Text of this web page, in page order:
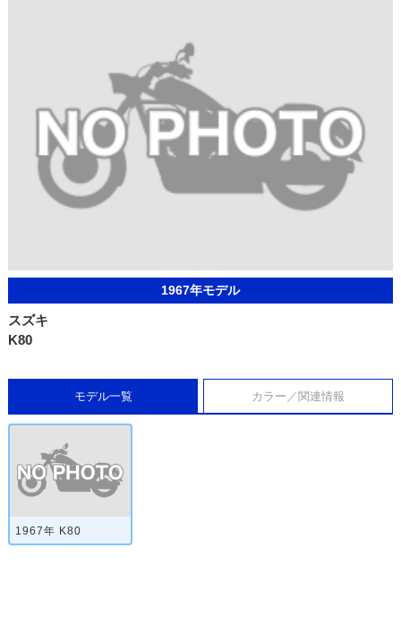
1967年モデル
スズキ
K80
モデル一覧 カラー／関連情報
1967年 K80